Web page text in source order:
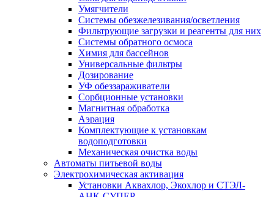
Умягчители
Системы обезжелезивания/осветления
Фильтрующие загрузки и реагенты для них
Системы обратного осмоса
Химия для бассейнов
Универсальные фильтры
Дозирование
УФ обеззараживатели
Сорбционные установки
Магнитная обработка
Аэрация
Комплектующие к установкам
водоподготовки
Механическая очистка воды
Автоматы питьевой воды
Электрохимическая активация
Установки Аквахлор, Экохлор и СТЭЛ-